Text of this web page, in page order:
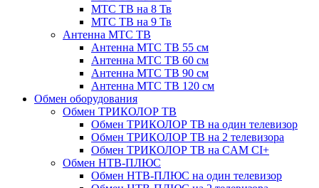
МТС ТВ на 8 Тв
МТС ТВ на 9 Тв
Антенна МТС ТВ
Антенна МТС ТВ 55 см
Антенна МТС ТВ 60 см
Антенна МТС ТВ 90 см
Антенна МТС ТВ 120 см
Обмен оборудования
Обмен ТРИКОЛОР ТВ
Обмен ТРИКОЛОР ТВ на один телевизор
Обмен ТРИКОЛОР ТВ на 2 телевизора
Обмен ТРИКОЛОР ТВ на CAM CI+
Обмен НТВ-ПЛЮС
Обмен НТВ-ПЛЮС на один телевизор